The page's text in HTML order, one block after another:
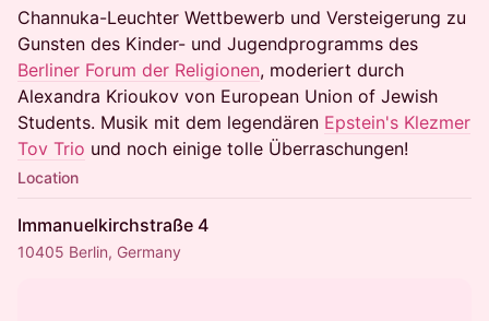
Channuka-Leuchter Wettbewerb und Versteigerung zu
Gunsten des Kinder- und Jugendprogramms des
Berliner Forum der Religionen, moderiert durch
Alexandra Krioukov von European Union of Jewish
Students. Musik mit dem legendären Epstein's Klezmer
Tov Trio und noch einige tolle Überraschungen!
Location
Immanuelkirchstraße 4
10405 Berlin, Germany